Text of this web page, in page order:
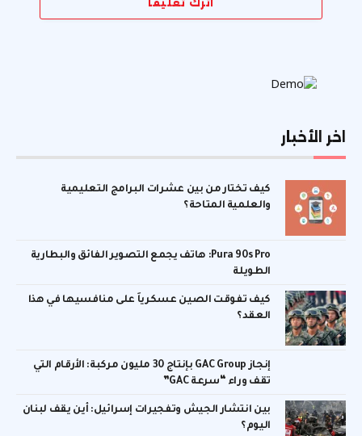
اترك تعليقاً
اخر الأخبار
كيف تختار من بين عشرات البرامج التعليمية
والعلمية المتاحة؟
Pura 90s Pro: هاتف يجمع التصوير الفائق والبطارية
الطويلة
كيف تفوقت الصين عسكرياً على منافسيها في هذا
العقد؟
إنجاز GAC Group بإنتاج 30 مليون مركبة: الأرقام التي
تقف وراء “سرعة GAC”
بين انتشار الجيش وتفجيرات إسرائيل: أين يقف لبنان
اليوم؟